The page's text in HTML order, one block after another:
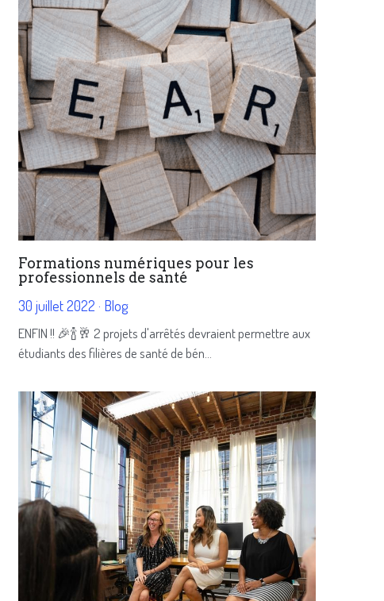
Formations numériques pour les
professionnels de santé
30 juillet 2022 · Blog
ENFIN !! 🎉🍾🥂 2 projets d'arrêtés devraient permettre aux
étudiants des filières de santé de bén...